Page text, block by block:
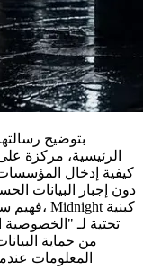
الرئيسية، مركزة
كيفية إدخال
دون إجبار البيانات
تحتية لـ "الخصوصية
من حماية
المعلومات